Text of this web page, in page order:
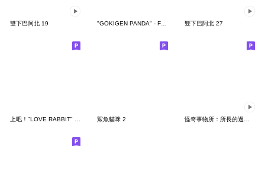
雙下巴阿北 19 "GOKIGEN PANDA" - Feeling / global 雙下巴阿北 27
鯊魚貓咪 2